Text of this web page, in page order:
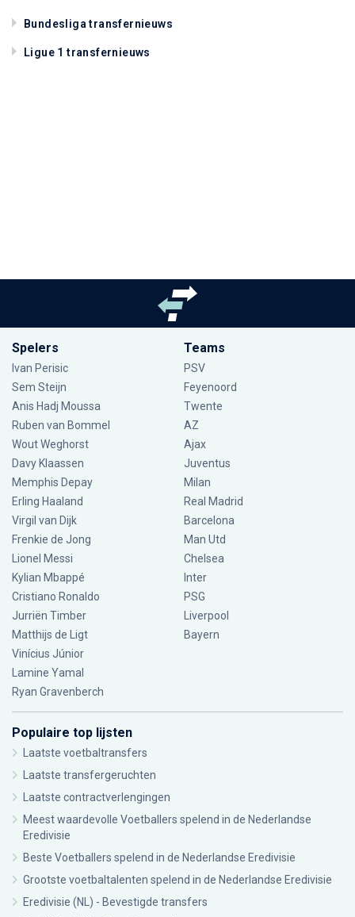
Bundesliga transfernieuws
Ligue 1 transfernieuws
Spelers
Ivan Perisic
Sem Steijn
Anis Hadj Moussa
Ruben van Bommel
Wout Weghorst
Davy Klaassen
Memphis Depay
Erling Haaland
Virgil van Dijk
Frenkie de Jong
Lionel Messi
Kylian Mbappé
Cristiano Ronaldo
Jurriën Timber
Matthijs de Ligt
Vinícius Júnior
Lamine Yamal
Ryan Gravenberch
Teams
PSV
Feyenoord
Twente
AZ
Ajax
Juventus
Milan
Real Madrid
Barcelona
Man Utd
Chelsea
Inter
PSG
Liverpool
Bayern
Populaire top lijsten
Laatste voetbaltransfers
Laatste transfergeruchten
Laatste contractverlengingen
Meest waardevolle Voetballers spelend in de Nederlandse
Eredivisie
Beste Voetballers spelend in de Nederlandse Eredivisie
Grootste voetbaltalenten spelend in de Nederlandse Eredivisie
Eredivisie (NL) - Bevestigde transfers